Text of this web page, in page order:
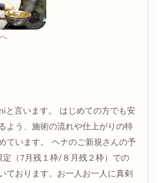
と言います。 はじめての方でも安
よう、施術の流れや仕上がりの特
ています。 ヘナのご新規さんの予
（7月残１枠/８月残２枠）での
ております。お一人お一人に真剣